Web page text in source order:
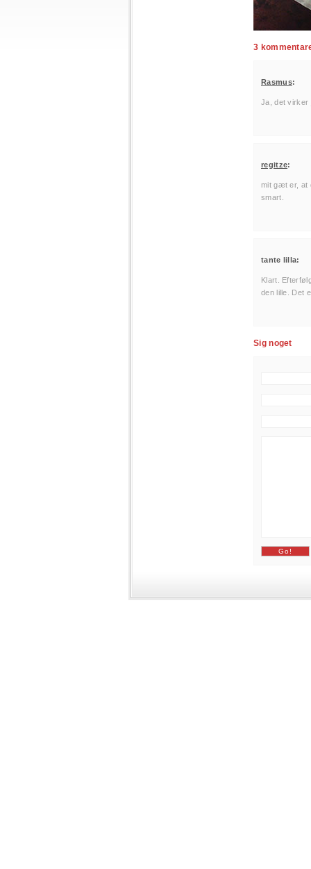
3
Rasmus:
Ja, det virker
regitze:
mit gæt er, at
smart.
tante lilla:
Klart.
den lille. Det
Sig noget